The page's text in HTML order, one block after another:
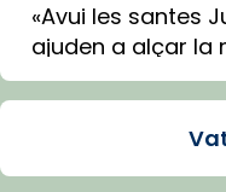
«Avui les santes
ajuden a alçar la
Mons. Sergi
Santes de